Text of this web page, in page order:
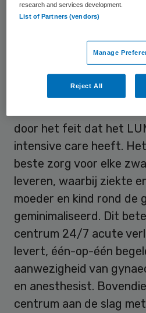
dit beleid.
Minimaliseren
Acuut Verloskundig
wordt gebouwd binnen
door het feit dat het
intensive care heeft.
beste zorg voor elke
leveren, waarbij ziekte
moeder en kind rond de
geminimaliseerd. Dit
centrum 24/7 acute
levert, één-op-één
aanwezigheid van
en anesthesist.
centrum aan de slag
research and services development.
List of Partners (vendors)
Manage
Reject All